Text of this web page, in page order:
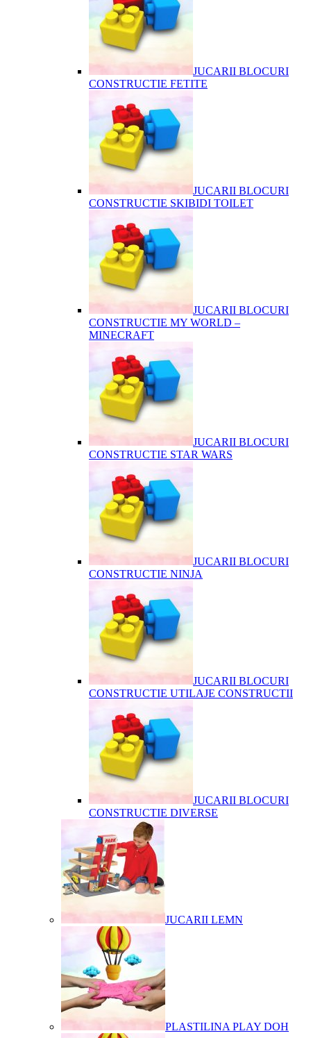
JUCARII BLOCURI
CONSTRUCTIE FETITE
JUCARII BLOCURI
CONSTRUCTIE SKIBIDI TOILET
JUCARII BLOCURI
CONSTRUCTIE MY WORLD –
MINECRAFT
JUCARII BLOCURI
CONSTRUCTIE STAR WARS
JUCARII BLOCURI
CONSTRUCTIE NINJA
JUCARII BLOCURI
CONSTRUCTIE UTILAJE CONSTRUCTII
JUCARII BLOCURI
CONSTRUCTIE DIVERSE
JUCARII LEMN
PLASTILINA PLAY DOH